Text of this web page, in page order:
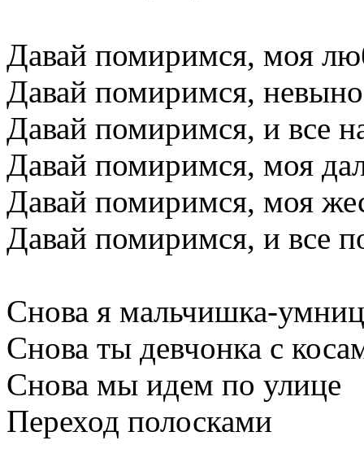
Давай помиримся, моя
Давай помиримся,
Давай помиримся, и все
Давай помиримся, моя
Давай помиримся, моя
Давай помиримся, и все
Снова я мальчишка-
Снова ты девчонка с
Снова мы идем по улице
Переход полосками